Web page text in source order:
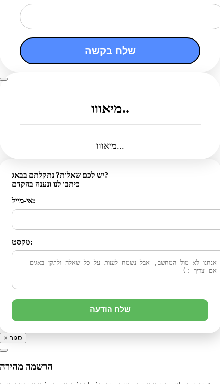
שלח בקשה
מיאווו..
מיאווו...
יש לכם שאלות? נתקלתם בבאג?
כיתבו לנו ונענה בהקדם
אי-מייל:
טקסט:
שלח הודעה
× סגור
הרשמה מהירה